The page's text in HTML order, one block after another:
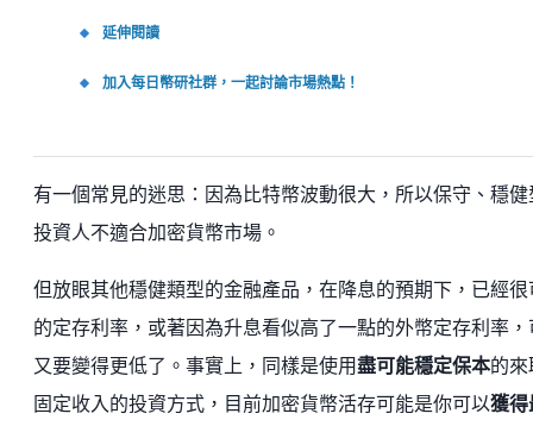
延伸閱讀
加入每日幣研社群，一起討論市場熱點！
有一個常見的迷思：因為比特幣波動很大，所以保守、穩健
投資人不適合加密貨幣市場。
但放眼其他穩健類型的金融產品，在降息的預期下，已經很
的定存利率，或著因為升息看似高了一點的外幣定存利率，
又要變得更低了。事實上，同樣是使用盡可能穩定保本的來
固定收入的投資方式，目前加密貨幣活存可能是你可以獲得